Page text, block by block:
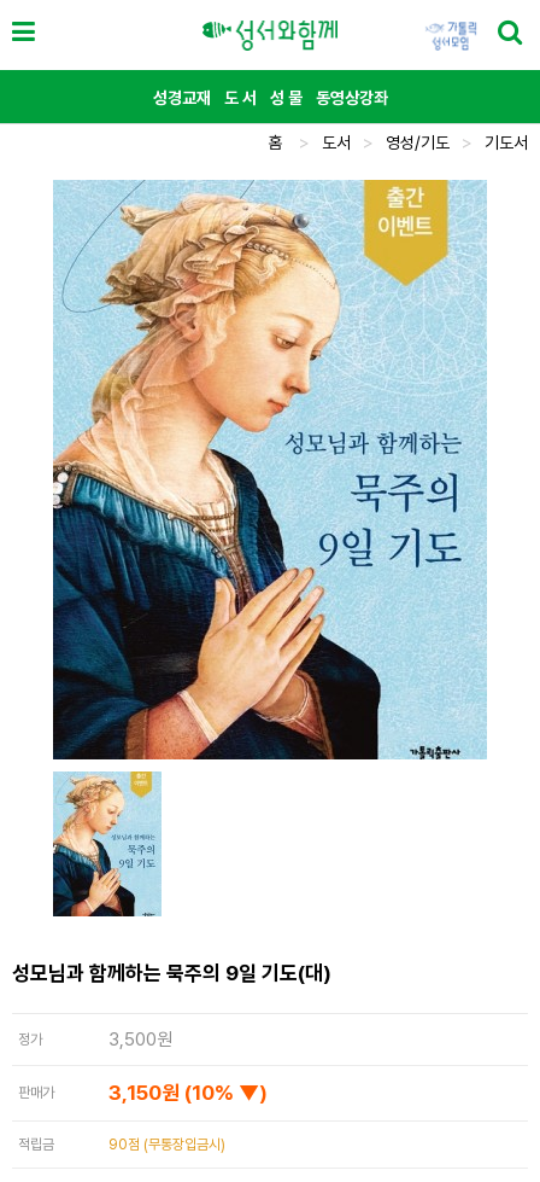
성경교재 도 서 성 물 동영상강좌
홈 > 도서 > 영성/기도 > 기도서
성모님과 함께하는 묵주의 9일 기도(대)
정가 3,500원
판매가 3,150원 (10% ▼)
적립금 90점 (무통장입금시)